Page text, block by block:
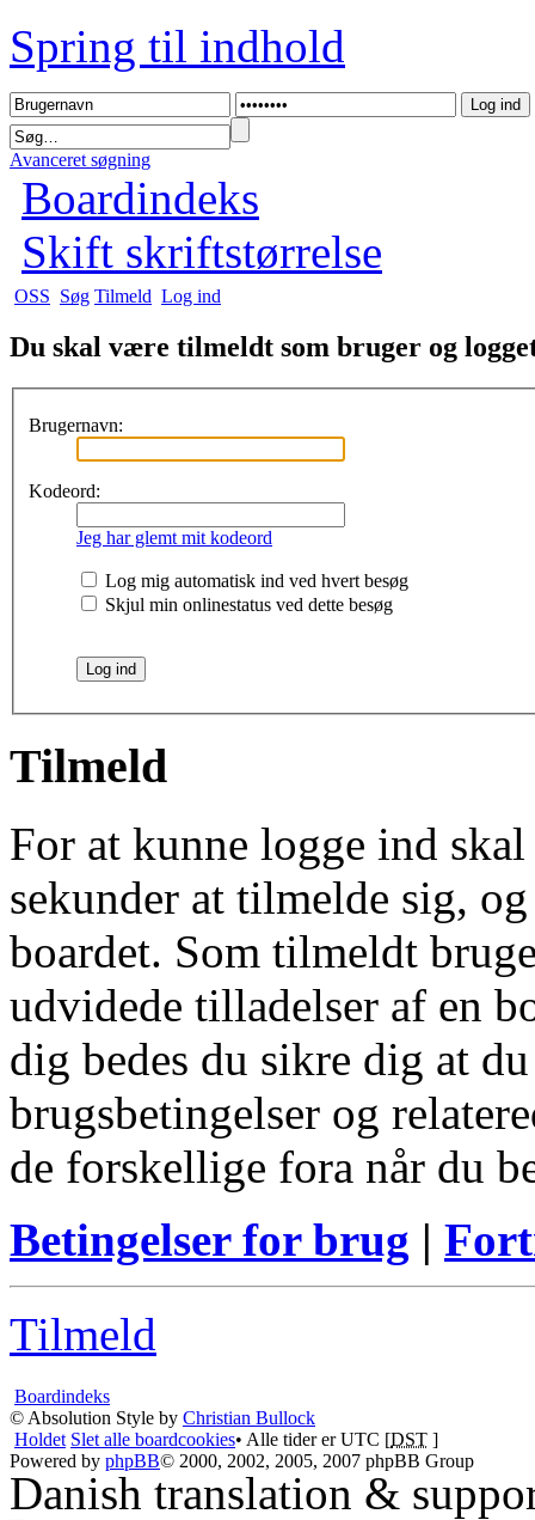
Spring til indhold
Avanceret søgning
Boardindeks
Skift skriftstørrelse
OSS Søg Tilmeld Log ind
Du skal være tilmeldt som bruger og
Brugernavn:
Kodeord:
Jeg har glemt mit kodeord
Log mig automatisk ind ved hvert besøg
Skjul min onlinestatus ved dette besøg
Tilmeld
For at kunne logge ind
sekunder at tilmelde sig,
boardet. Som tilmeldt
udvidede tilladelser af en
dig bedes du sikre dig at
brugsbetingelser og
de forskellige fora når du
Betingelser for brug |
Tilmeld
Boardindeks
© Absolution Style by Christian Bullock
Holdet Slet alle boardcookies• Alle tider er UTC [DST ]
Powered by phpBB© 2000, 2002, 2005, 2007 phpBB Group
Danish translation &